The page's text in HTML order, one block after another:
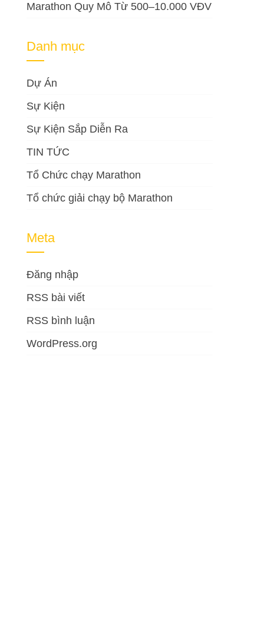
Marathon Quy Mô Từ 500–10.000 VĐV
Danh mục
Dự Án
Sự Kiện
Sự Kiện Sắp Diễn Ra
TIN TỨC
Tổ Chức chạy Marathon
Tổ chức giải chạy bộ Marathon
Meta
Đăng nhập
RSS bài viết
RSS bình luận
WordPress.org